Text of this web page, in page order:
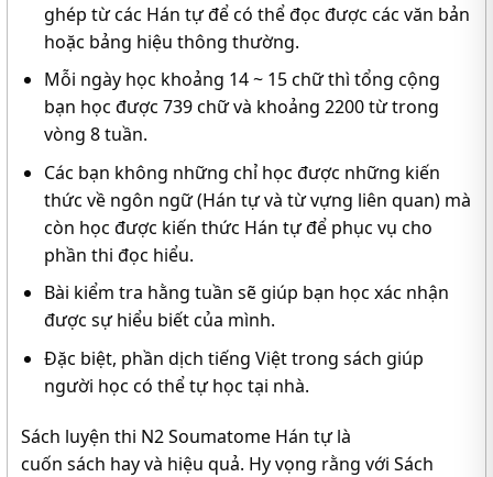
ghép từ các Hán tự để có thể đọc được các văn bản
hoặc bảng hiệu thông thường.
Mỗi ngày học khoảng 14 ~ 15 chữ thì tổng cộng
bạn học được 739 chữ và khoảng 2200 từ trong
vòng 8 tuần.
Các bạn không những chỉ học được những kiến
thức về ngôn ngữ (Hán tự và từ vựng liên quan) mà
còn học được kiến thức Hán tự để phục vụ cho
phần thi đọc hiểu.
Bài kiểm tra hằng tuần sẽ giúp bạn học xác nhận
được sự hiểu biết của mình.
Đặc biệt, phần dịch tiếng Việt trong sách giúp
người học có thể tự học tại nhà.
Sách luyện thi N2 Soumatome Hán tự là
cuốn sách hay và hiệu quả. Hy vọng rằng với Sách